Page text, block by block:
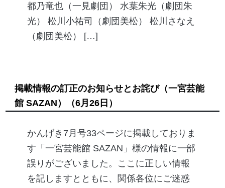
都乃竜也（一見劇団） 水葉朱光（劇団朱
光） 松川小祐司（劇団美松） 松川さなえ
（劇団美松） […]
掲載情報の訂正のお知らせとお詫び（一宮芸能
館 SAZAN）
（6月26日）
かんげき7月号33ページに掲載しておりま
す「一宮芸能館 SAZAN」様の情報に一部
誤りがございました。ここに正しい情報
を記しますとともに、関係各位にご迷惑